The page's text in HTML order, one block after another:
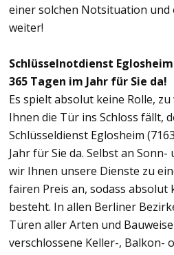
einer solchen Notsituation
weiter!
Schlüsselnotdienst
365 Tagen im Jahr für Sie da!
Es spielt absolut keine Rolle,
Ihnen die Tür ins Schloss fällt,
Schlüsseldienst Eglosheim
Jahr für Sie da. Selbst an
wir Ihnen unsere Dienste zu
fairen Preis an, sodass absolut
besteht. In allen Berliner
Türen aller Arten und
verschlossene Keller-, Balkon-